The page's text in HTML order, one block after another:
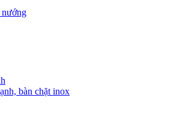
nướng
bàn chặt inox